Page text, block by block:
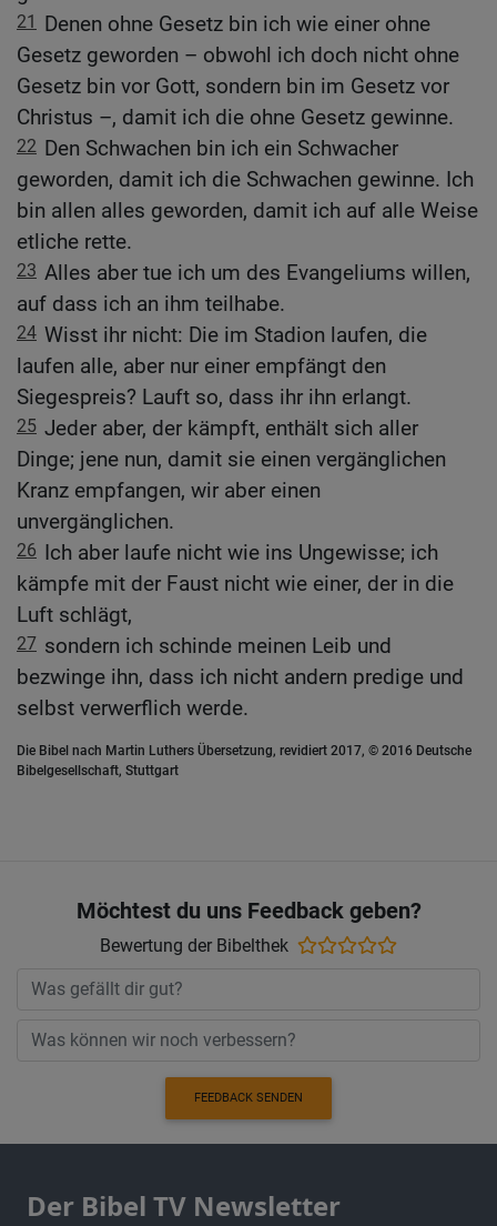
21
Denen ohne Gesetz bin ich wie einer ohne
Gesetz geworden – obwohl ich doch nicht ohne
Gesetz bin vor Gott, sondern bin im Gesetz vor
Christus –, damit ich die ohne Gesetz gewinne.
22 Den Schwachen bin ich ein Schwacher
geworden, damit ich die Schwachen gewinne. Ich
bin allen alles geworden, damit ich auf alle Weise
etliche rette.
23 Alles aber tue ich um des Evangeliums willen,
auf dass ich an ihm teilhabe.
24 Wisst ihr nicht: Die im Stadion laufen, die
laufen alle, aber nur einer empfängt den
Siegespreis? Lauft so, dass ihr ihn erlangt.
25 Jeder aber, der kämpft, enthält sich aller
Dinge; jene nun, damit sie einen vergänglichen
Kranz empfangen, wir aber einen
unvergänglichen.
26 Ich aber laufe nicht wie ins Ungewisse; ich
kämpfe mit der Faust nicht wie einer, der in die
Luft schlägt,
27 sondern ich schinde meinen Leib und
bezwinge ihn, dass ich nicht andern predige und
selbst verwerflich werde.
Die Bibel nach Martin Luthers Übersetzung, revidiert 2017, © 2016 Deutsche
Bibelgesellschaft, Stuttgart
Möchtest du uns Feedback geben?
Bewertung der Bibelthek
FEEDBACK SENDEN
Der Bibel TV Newsletter